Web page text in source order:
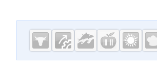
Дополнительная
Cсылки на полезные